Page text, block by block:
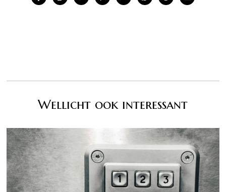
Wellicht ook interessant